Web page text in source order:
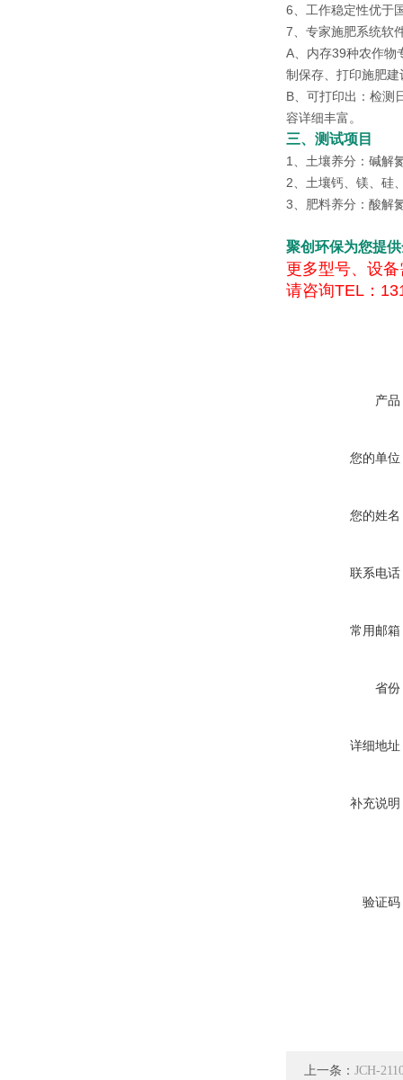
6、工作稳定性优于
7、专家施肥系统软
A、内存39种农作物
制保存、打印施肥建
B、可打印出：检测
容详细丰富。
三、测试项目
1、土壤养分：碱解
2、土壤钙、镁、硅
3、肥料养分：酸解
聚创环保为您提
更多型号、设
请咨询TEL：
产品
您的单位
您的姓名
联系电话
常用邮箱
省份
详细地址
补充说明
验证码
上一条： JCH-